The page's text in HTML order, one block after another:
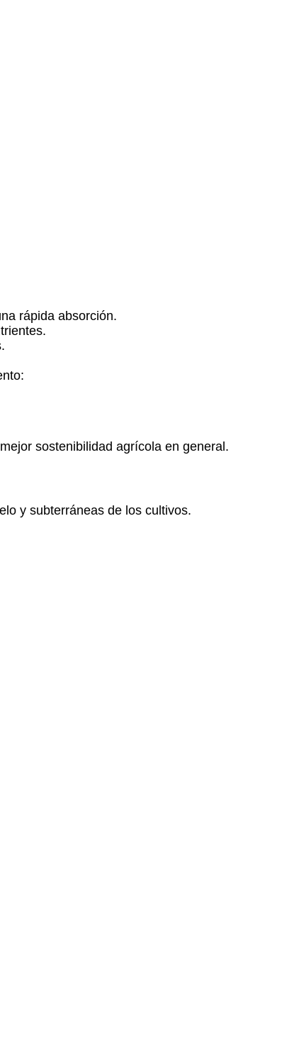
rápida absorción.
sostenibilidad agrícola en general.
y subterráneas de los cultivos.